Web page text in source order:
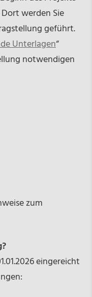
Dort werden Sie
geführt.
Unterlagen“
notwendigen
zum
eingereicht